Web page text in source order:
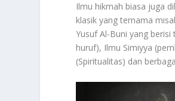
Ilmu hikmah biasa juga
klasik yang ternama
Yusuf Al-Buni yang
huruf), Ilmu Simiyya
(Spiritualitas) dan